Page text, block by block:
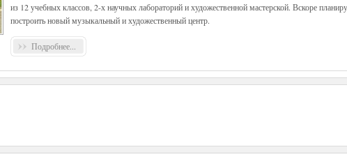
из 12 учебных классов, 2-х научных лабораторий и художественной мастерской. Вскоре
построить новый музыкальный и художественный центр.
Подробнее...